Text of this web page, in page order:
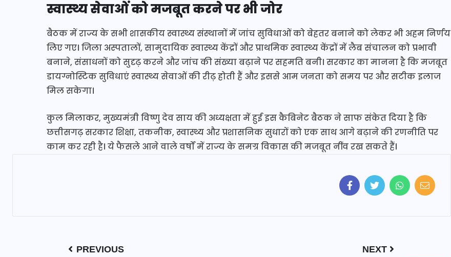
स्वास्थ्य सेवाओं को मजबूत करने पर भी जोर
बैठक में राज्य के सभी शासकीय स्वास्थ्य संस्थानों में जांच सुविधाओं को बेहतर बनाने को लेकर भी अहम निर्णय
लिए गए। जिला अस्पतालों, सामुदायिक स्वास्थ्य केंद्रों और प्राथमिक स्वास्थ्य केंद्रों में लैब संचालन को प्रभावी
बनाने, संसाधनों को सुदृढ़ करने और जांच की संख्या बढ़ाने पर सहमति बनी। सरकार का मानना है कि मजबूत
डायग्नोस्टिक सुविधाएं स्वास्थ्य सेवाओं की रीढ़ होती हैं और इससे आम जनता को समय पर और सटीक इलाज
मिल सकेगा।
कुल मिलाकर, मुख्यमंत्री विष्णु देव साय की अध्यक्षता में हुई इस कैबिनेट बैठक ने साफ संकेत दिया है कि
छत्तीसगढ़ सरकार शिक्षा, तकनीक, स्वास्थ्य और प्रशासनिक सुधारों को एक साथ आगे बढ़ाने की रणनीति पर
काम कर रही है। ये फैसले आने वाले वर्षों में राज्य के समग्र विकास की मजबूत नींव रख सकते हैं।
PREVIOUS NEXT